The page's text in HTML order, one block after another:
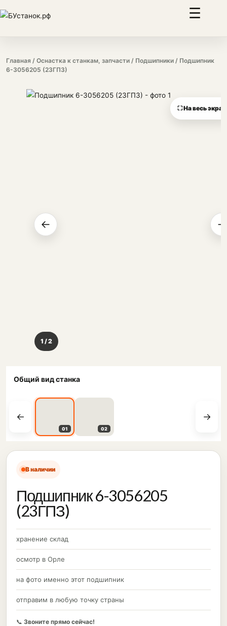
☰
Главная / Оснастка к станкам, запчасти / Подшипники / Подшипник
6-3056205 (23ГПЗ)
01 02
⛶ На весь экран
← →
1 / 2
Общий вид станка
В наличии
Подшипник 6-3056205
(23ГПЗ)
хранение склад
осмотр в Орле
на фото именно этот подшипник
отправим в любую точку страны
📞 Звоните прямо сейчас!